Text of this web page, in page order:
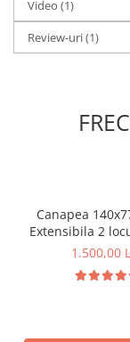
Video (1)
Review-uri(1)
Canapea
Extensibila 2
One Tapiterie
1.500,00